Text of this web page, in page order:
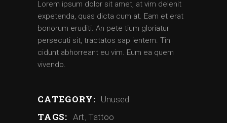
Lorem ipsum dolor sit amet, at vim delenit
expetenda, quas dicta cum at. Eam et erat
bonorum eruditi. An pete tium gloriatur
persecuti sit, tractatos sap ientem. Tin
cidunt abhorreant eu vim. Eum ea quem
vivendo.
CATEGORY: Unused
TAGS: Art Tattoo